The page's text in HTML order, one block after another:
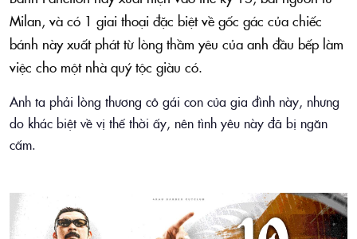
Milan, và có 1 giai thoại đặc biệt về gốc gác của chiếc
bánh này xuất phát từ lòng thầm yêu của anh đầu bếp làm
việc cho một nhà quý tộc giàu có.
Anh ta phải lòng thương cô gái con của gia đình này, nhưng
do khác biệt về vị thế thời ấy, nên tình yêu này đã bị ngăn
cấm.